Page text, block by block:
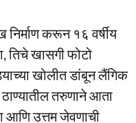
करून १६ वर्षीय
तिचे खासगी फोटो
खोलीत डांबून लैंगिक
तरुणाने आता
आणि उत्तम जेवणाची